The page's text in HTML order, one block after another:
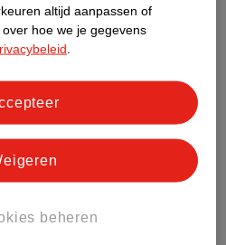
toch koud krijgt.
om je kind een
bijvoorbeeld kiezen voor
sommige hoestsiropen helpen
kopen op de verpakking vanaf
gebruiken.
altijd aanpassen of
hoe we je gegevens
beheren